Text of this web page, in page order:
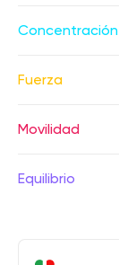
Concentración
Fuerza
Movilidad
Equilibrio